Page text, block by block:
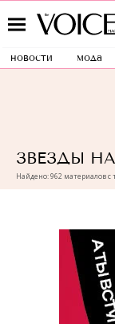
новости мода
ЗВЕЗДЫ
Найдено: 962 материалов